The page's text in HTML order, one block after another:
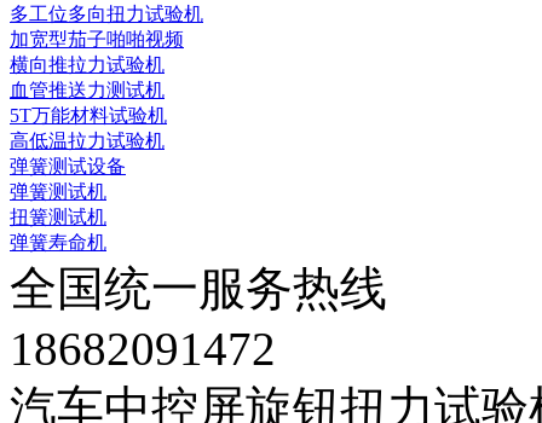
多工位多向扭力试验机
加宽型茄子啪啪视频
横向推拉力试验机
血管推送力测试机
5T万能材料试验机
高低温拉力试验机
弹簧测试设备
弹簧测试机
扭簧测试机
弹簧寿命机
全国统一服务热线
18682091472
汽车中控屏旋钮扭力试验